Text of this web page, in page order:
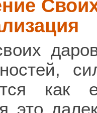
как
это